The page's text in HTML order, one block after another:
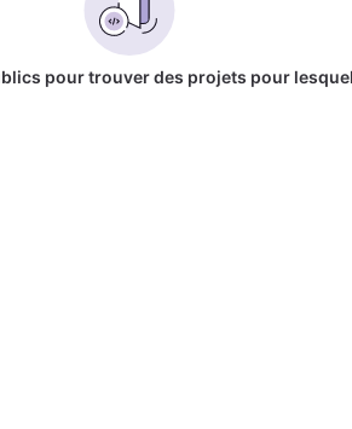
pour trouver des projets pour